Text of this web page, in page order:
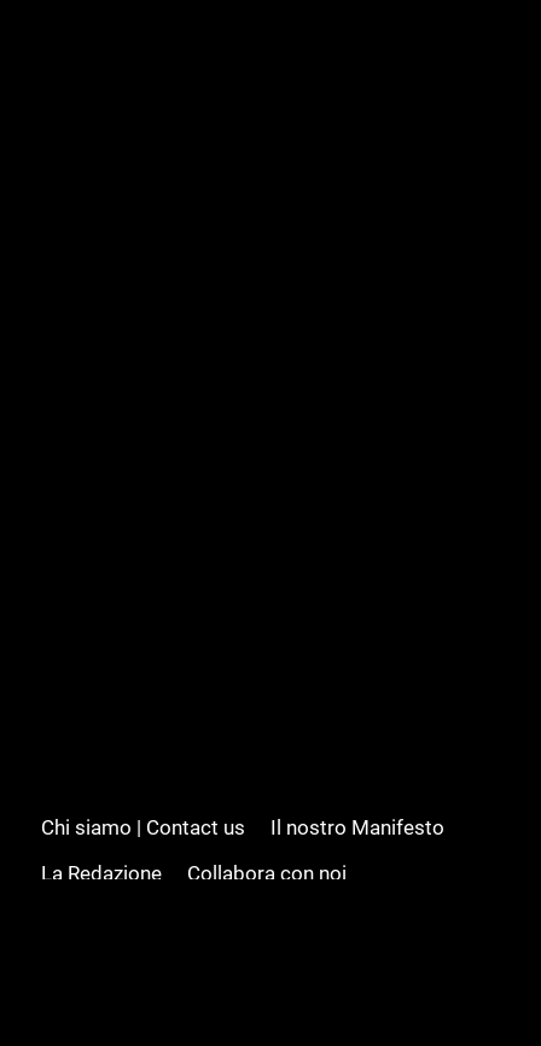
Chi siamo | Contact us
Il nostro Manifesto
La Redazione
Collabora con noi